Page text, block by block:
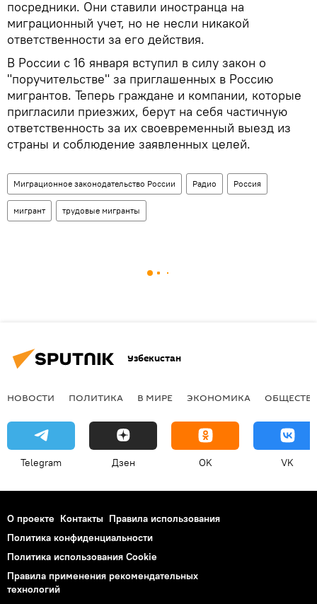
посредники. Они ставили иностранца на
миграционный учет, но не несли никакой
ответственности за его действия.
В России с 16 января вступил в силу закон о
"поручительстве" за приглашенных в Россию
мигрантов. Теперь граждане и компании, которые
пригласили приезжих, берут на себя частичную
ответственность за их своевременный выезд из
страны и соблюдение заявленных целей.
Миграционное законодательство России Радио Россия
мигрант трудовые мигранты
Узбекистан
НОВОСТИ ПОЛИТИКА В МИРЕ ЭКОНОМИКА
Telegram Дзен OK VK
О проекте Контакты Правила использования
Политика конфиденциальности
Политика использования Cookie
Правила применения рекомендательных
технологий